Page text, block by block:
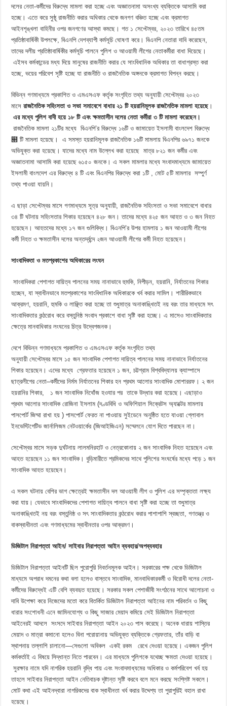
দলের নেতা-কর্মীদের বিরুদ্ধে মামলা করা হচ্ছে এবং অজ্ঞাতনামা অসংখ্য ব্যক্তিকে আসামি করা
হচ্ছে। এতে করে সুষ্ঠূ রাজনীতি করার অধিকার থেকে জনগণ বঞ্চিত হচ্ছে এবং ক্রমাগত
আইনশৃঙ্খলা বাহিনীর ওপর জনগণের আস্থা কমছে। গত ১ সেপ্টেম্বর, ২০২৩ তারিখে ৪৫তম
প্রতিষ্ঠাবার্ষিকী উপলক্ষে, বিএনপি দেশব্যাপী কর্মসূচি ঘোষণা করে। বিএনপি নেতারা দাবি করেছেন,
তাদের দলীয় প্রতিষ্ঠাবার্ষিকীর কর্মসূচি পালনে পুলিশ ও আওয়ামী লীগের নেতাকর্মীরা বাধা দিয়েছে।
এইসব কর্মকান্ডের মধ্য দিয়ে মানুষের রাজনীতি করার যে সাংবিধানিক অধিকার তা বাধাগ্রস্ত করা
হচ্ছে, ভয়ের পরিবেশ সৃষ্টি হচ্ছে যা রাজনীতি ও রাজনৈতিক অঙ্গনকে ক্রমাগত বিপন্ন করছে।
বিভিন্ন গণমাধ্যমে প্রকাশিত ও এমএসএফ কর্তৃক সংগৃহিত তথ্য অনুযায়ী সেপ্টেম্বর ২০২৩
মাসেরাজনৈতিক সহিংসতা ও সভা সমাবেশে বাধার ২১ টি হয়রানিমূলক রাজনৈতিক মামলা হয়েছে ।
এর মধ্যে পুলিশ বাদী হয়ে ১৮ টি এবং ক্ষমতাসীন দলের নেতা কর্মীরা ৩ টি মামলা করেছেন।
রাজনৈতিক মামলা ২১টির মধ্যে বিএনপি’র বিরুদ্ধে ১৬টি ও জামায়েত ইসলামী বাংলদেশ বিরুদ্ধে
๫ টি মামলা হয়েছে। এ সমস্ত হয়রানিমূলক রাজনৈতিক ১৬টি মামলায় বিএনপির ৬৯৭১ জনকে
অভিযুক্ত করা হয়েছে। যাদের মধ্যে নাম উল্লেখ করা হয়েছে মাত্র ৮২১ জন কর্মীর এবং
অজ্ঞাতনামা আসামি করা হয়েছে ৬১৫০ জনকে। এ সকল মামলার মধ্যে সংবাদমাধ্যমে জামায়েত
ইসলামী বাংলদেশ এর বিরুদ্ধে ৪ টি এবং বিএনপির বিরুদ্ধে করা ১টি , মোট ৫টি মামলার সম্পুর্ণ
তথ্য পাওয়া যায়নি।
এ ছাড়া সেপ্টেম্বর মাসে গণমাধ্যমে সূত্র অনুযায়ী, রাজনৈতিক সহিংসতা ও সভা সমাবেশে বাধার
৩৪ টি ঘটনায় সহিংসতার শিকার হয়েছেন ৪২৮ জন। তাদের মধ্যে ৪২৫ জন আহত ও ৩ জন নিহত
হয়েছেন। আহতদের মধ্যে ১৭ জন গুলিবিদ্ধ। বিএনপি’র উপর হামলায় ১ জন আওয়ামী লীগের
কর্মী নিহত ও ক্ষমতাসীন দলের অন্তর্দ্বন্দে ২জন আওয়ামী লীগের কর্মী নিহত হয়েছেন।
সাংবাদিকতা ও মতপ্রকাশের অধিকারের লংঘন
সাংবাদিকরা পেশাগত দায়িত্ব পালনের সময় নানাভাবে হুমকি, নিপীড়ন, হয়রানি, নির্যাতনের শিকার
হচ্ছেন, যা স্বাধীনভাবে মতপ্রকাশের সাংবিধানিক অধিকারকে খর্ব করার সামিল। শারীরিকভাবে
আক্রমণ, হয়রানি, হুমকি ও লাঞ্ছিত করা হচ্ছে তা শুধুমাত্র অনাকাঙ্খিতই নয় বরং তার মাধ্যমে সৎ
সাংবাদিকতার কন্ঠরোধ করে বস্তুনিষ্ঠ সংবাদ প্রকাশে বাধা সৃষ্টি করা হচ্ছে। এ মাসেও সাংবাদিকতার
ক্ষেত্রে মানবাধিকার লংঘনের চিত্র উদ্বেগজনক।
দেশে বিভিন্ন গণমাধ্যমে প্রকাশিত ও এমএসএফ কর্তৃক সংগৃহিত তথ্য
অনুযায়ী সেপ্টেম্বর মাসে ১৫ জন সাংবাদিক পেশাগত দায়িত্ব পালনের সময় নানাভাবে নির্যাতনের
শিকার হয়েছেন। এদের মধ্যে গ্রেফতার হয়েছেন ১ জন, চট্টগ্রাম বিশ্ববিদ্যালয় ক্যাম্পাসে
ছাত্রলীগের নেতা–কর্মীদের নির্মম নির্যাতনের শিকার হন প্রথম আলোর সাংবাদিক মোশাররফ। ২ জন
হয়রানির শিকার, ১ জন সাংবাদিক নিথোঁজ হওযার পর তাকে উদ্ধার করা হয়েছে। এছাড়াও
প্রথম আলোর সাংবাদিক রোজিনা ইসলাম (দণ্ডবিধি ও অফিশিয়াল সিক্রেটস অ্যাক্টের মামলায়
পাসপোর্ট জিম্মা রাখা হয় ) পাসপোর্ট ফেরত না পাওয়ায় সুইডেনে অনুষ্ঠিত হতে যাওয়া গ্লোবাল
ইনভেস্টিগেটিভ জার্নালিজম নেটওয়ার্কের (জিআইজিএন) সম্মেলনে যোগ দিতে পারছেন না।
সেপ্টেম্বর মাসে সড়ক দুর্ঘটনায় লালমনিরহাট ও নেত্রকোনায় ২ জন সাংবাদিক নিহত হয়েছেন এবং
আহত হয়েছেন ১১ জন সাংবাদিক। বুড়িমারীতে শ্রমিকদের সাথে পুলিশের সংঘর্ষের মধ্যে পড়ে ১ জন
সাংবাদিক আহত হয়েছেন।
এ সকল ঘটনায় বেশির ভাগ ক্ষেত্রেই ক্ষমতাসীন দল আওয়ামী লীগ ও পুলিশ এর সম্পৃক্ততা লক্ষ্য
করা যায়। যেভাবে সাংবাদিকদের পেশাগত দায়িত্ব পালনে বাধা সৃষ্টি করা হচ্ছে তা শুধুমাত্র
অনাকাঙ্খিতই নয় বরং বস্তুনিষ্ঠ ও সৎ সাংবাদিকতার কন্ঠরোধ করার পাশাপাশি স্বচ্ছতা, গণতন্ত্র ও
বাকস্বাধীনতা এবং গণমাধ্যমের স্বাধীনতার ওপর আক্রমণ।
ডিজিটাল নিরাপত্তা আইন/ সাইবার নিরাপত্তা আইন ব্যবহার/অপব্যবহার
ডিজিটাল নিরাপত্তা আইনটি ছিল পুরোপুরি নিবর্তনমূলক আইন। সরকারের পক্ষ থেকে ডিজিটাল
মাধ্যমে অপরাধ দমনের কথা বলা হলেও বাস্তবে সাংবাদিক, মানবাধিকারকর্মী ও বিরোধী দলের নেতা-
কর্মীদের বিরুদ্ধেই এটি বেশি ব্যবহৃত হয়েছে। সরকার সকল পেশাজীবী সংগঠনের সাথে আলোচনা ও
দাবি উপেক্ষা করে নিজেদের মতো করে বিতর্কিত ডিজিটাল নিরাপত্তা আইনের নাম পরিবর্তন ও কিছু
ধারার সংশোধনী এনে জামিনযোগ্য ও কিছু সাজার মেয়াদ কমিয়ে সেই ডিজিটাল নিরাপত্তা
আইনেরই আদলে সংসদে সাইবার নিরাপত্তা আইন ২০২৩ পাস করেছে। অনেক ধারায় শাস্তির
মেয়াদ ও মাত্রা কমানো হলেও বিনা পরোয়ানায় অভিযুক্ত ব্যক্তিকে গ্রেফতার, তাঁর বাড়ি বা
স্থাপনায় তল্লাশি চালানো—সেগুলো অবিকল একই রকম রেখে দেওয়া হয়েছে। একজন পুলিশ
কর্মকর্তাই এ বিষয়ে সিদ্ধান্ত নিতে পারবেন। এর মাধ্যমে পুলিশকে যথেচ্ছ ক্ষমতা দেওয়া হয়েছে।
সুরক্ষার নামে যদি নাগরিক হয়রানি বৃদ্ধি পায় এবং সংবাদমাধ্যমের অধিকার ও কর্মপরিবেশ খর্ব হয়
তাহলে সাইবার নিরাপত্তা আইন নেতিবাচক দৃষ্টান্ত সৃষ্টি করবে বলে মনে করছে সংশ্লিষ্ট সকলে।
মোট কথা এই আইনদ্বারা নাগরিকদের বাক স্বাধীনতা খর্ব করার উদ্দেশ্য তা পুরাপুরিই বহাল রাখা
হয়েছে।